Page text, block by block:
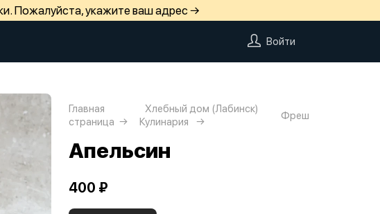
Пожалуйста, укажите ваш адрес →
Войти
Главная
страница
Хлебный дом (Лабинск)
Кулинария
Фреш
Апельсин
400 ₽